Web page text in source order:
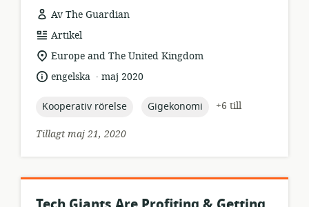
Av The Guardian
resursformat:
Artikel
relevant
plats:
Europe and The United Kingdom
språk:engelska .
publiceringsdatum:
maj 2020
topic:
Kooperativ rörelse topic:
Gigekonomi
+6 till
Tillagt maj 21, 2020